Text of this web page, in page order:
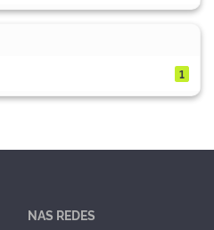
1
NAS REDES